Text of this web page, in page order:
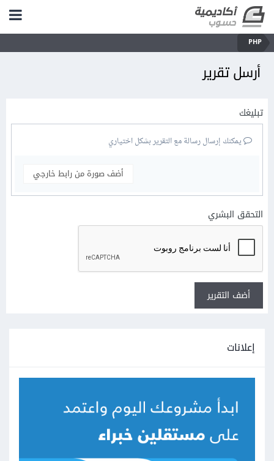
PHP
أرسل تقرير
تبليغك
يمكنك إرسال رسالة مع التقرير بشكل اختياري
أضف صورة من رابط خارجي
التحقق البشري
أضف التقرير
إعلانات